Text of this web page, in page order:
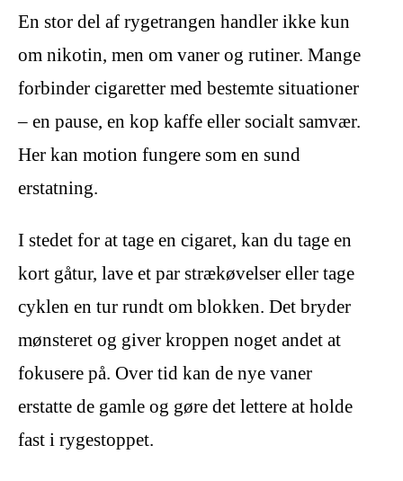
En stor del af rygetrangen handler ikke kun
om nikotin, men om vaner og rutiner. Mange
forbinder cigaretter med bestemte situationer
– en pause, en kop kaffe eller socialt samvær.
Her kan motion fungere som en sund
erstatning.
I stedet for at tage en cigaret, kan du tage en
kort gåtur, lave et par strækøvelser eller tage
cyklen en tur rundt om blokken. Det bryder
mønsteret og giver kroppen noget andet at
fokusere på. Over tid kan de nye vaner
erstatte de gamle og gøre det lettere at holde
fast i rygestoppet.